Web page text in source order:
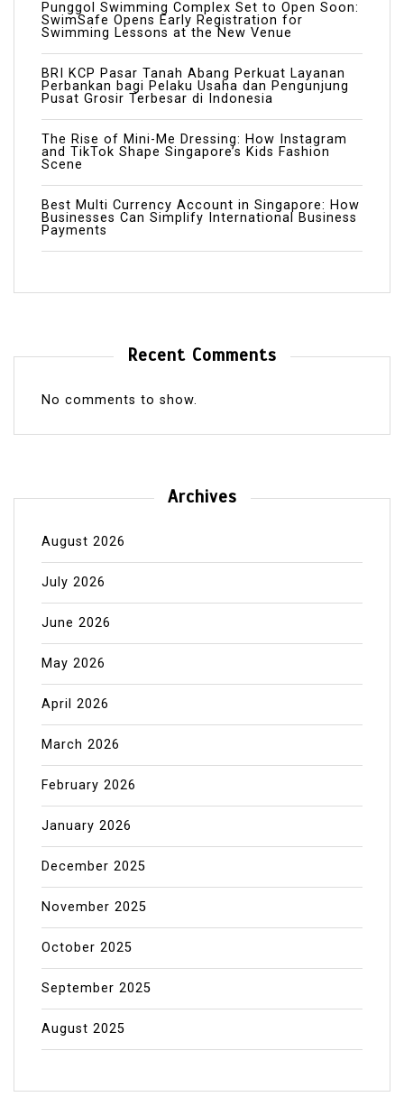
Punggol Swimming Complex Set to Open Soon:
SwimSafe Opens Early Registration for
Swimming Lessons at the New Venue
BRI KCP Pasar Tanah Abang Perkuat Layanan
Perbankan bagi Pelaku Usaha dan Pengunjung
Pusat Grosir Terbesar di Indonesia
The Rise of Mini-Me Dressing: How Instagram
and TikTok Shape Singapore’s Kids Fashion
Scene
Best Multi Currency Account in Singapore: How
Businesses Can Simplify International Business
Payments
Recent Comments
No comments to show.
Archives
August 2026
July 2026
June 2026
May 2026
April 2026
March 2026
February 2026
January 2026
December 2025
November 2025
October 2025
September 2025
August 2025